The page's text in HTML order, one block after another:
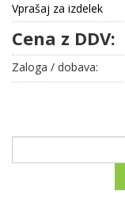
Vprašaj za izdelek
Cena z DDV:
Zaloga / dobava: